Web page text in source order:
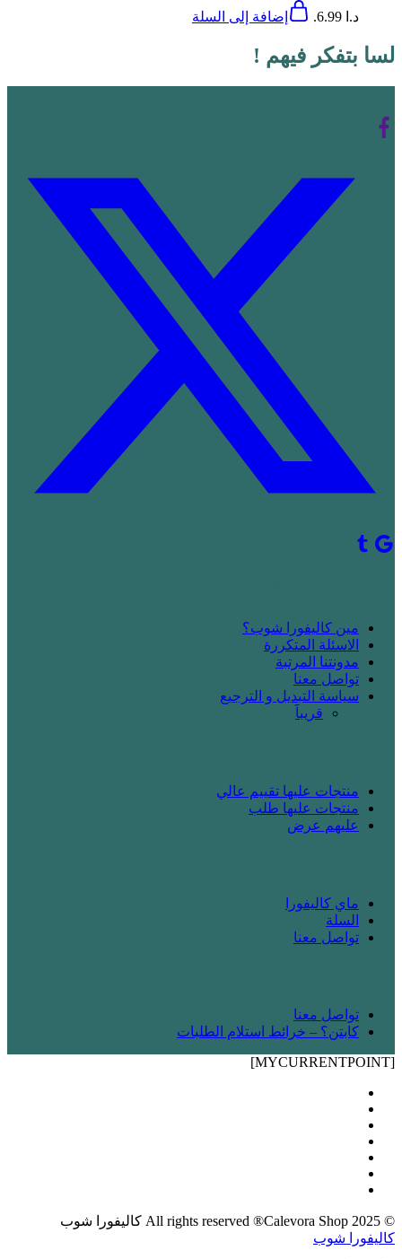
د.ا 6.99. إضافة إلى السلة
لسا بتفكر فيهم !
مين كاليفورا شوب؟
الاسئلة المتكررة
مدونتنا المرتبة
تواصل معنا
سياسة التبديل و الترجيع
قريباََ
منتجات عليها تقييم عالي
منتجات عليها طلب
عليهم عرض
ماي كاليفورا
السلة
تواصل معنا
تواصل معنا
كابتن؟ – خرائط استلام الطلبات
[MYCURRENTPOINT]
© 2025 All rights reserved ®Calevora Shop كاليفورا شوب
كاليفورا شوب